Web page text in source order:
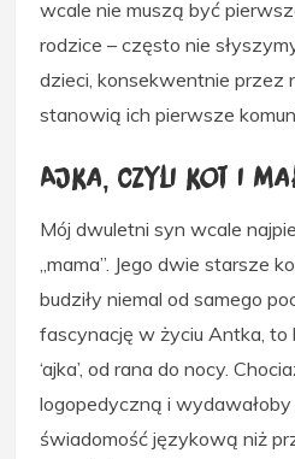
wcale nie muszą być
rodzice – często nie
dzieci, konsekwentnie przez
stanowią ich pierwsze
Ajka, czyli kot i
Mój dwuletni syn wcale
„mama”. Jego dwie starsze
budziły niemal od samego
fascynację w życiu Antka, to
‘ajka’, od rana do nocy.
logopedyczną i
świadomość językową niż